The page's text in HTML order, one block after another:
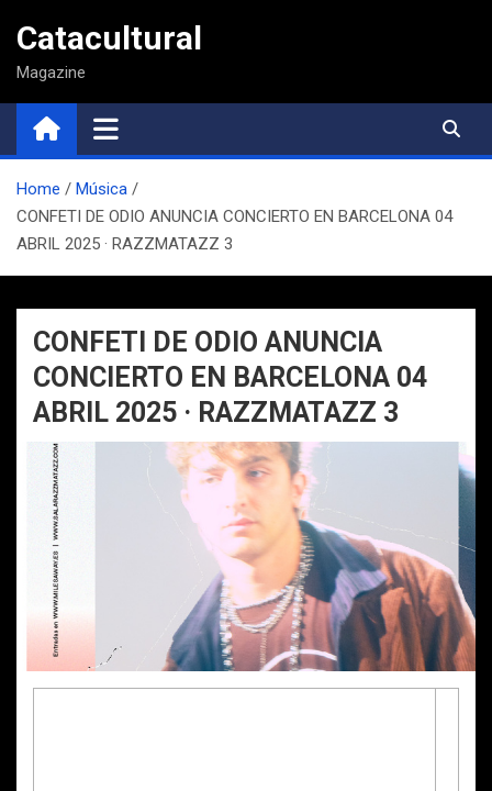
contenido
Catacultural
Magazine
Home
Música
CONFETI DE ODIO ANUNCIA CONCIERTO EN BARCELONA 04
ABRIL 2025 · RAZZMATAZZ 3
CONFETI DE ODIO ANUNCIA
CONCIERTO EN BARCELONA 04
ABRIL 2025 · RAZZMATAZZ 3